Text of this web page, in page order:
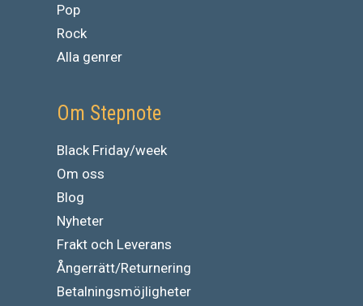
Pop
Rock
Alla genrer
Om Stepnote
Black Friday/week
Om oss
Blog
Nyheter
Frakt och Leverans
Ångerrätt/Returnering
Betalningsmöjligheter